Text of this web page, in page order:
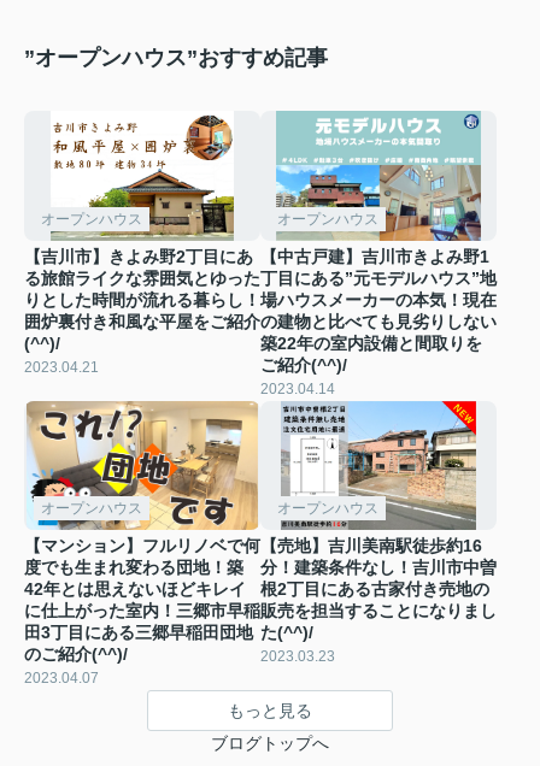
”オープンハウス”おすすめ記事
オープンハウス
【吉川市】きよみ野2丁目にあ
る旅館ライクな雰囲気とゆった
りとした時間が流れる暮らし！
囲炉裏付き和風な平屋をご紹介
(^^)/
2023.04.21
オープンハウス
【中古戸建】吉川市きよみ野1
丁目にある”元モデルハウス”地
場ハウスメーカーの本気！現在
の建物と比べても見劣りしない
築22年の室内設備と間取りを
ご紹介(^^)/
2023.04.14
オープンハウス
【マンション】フルリノベで何
度でも生まれ変わる団地！築
42年とは思えないほどキレイ
に仕上がった室内！三郷市早稲
田3丁目にある三郷早稲田団地
のご紹介(^^)/
2023.04.07
オープンハウス
【売地】吉川美南駅徒歩約16
分！建築条件なし！吉川市中曽
根2丁目にある古家付き売地の
販売を担当することになりまし
た(^^)/
2023.03.23
もっと見る
ブログトップへ